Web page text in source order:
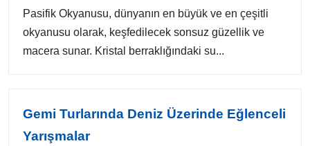
Pasifik Okyanusu, dünyanın en büyük ve en çeşitli
okyanusu olarak, keşfedilecek sonsuz güzellik ve
macera sunar. Kristal berraklığındaki su...
Gemi Turlarında Deniz Üzerinde Eğlenceli
Yarışmalar